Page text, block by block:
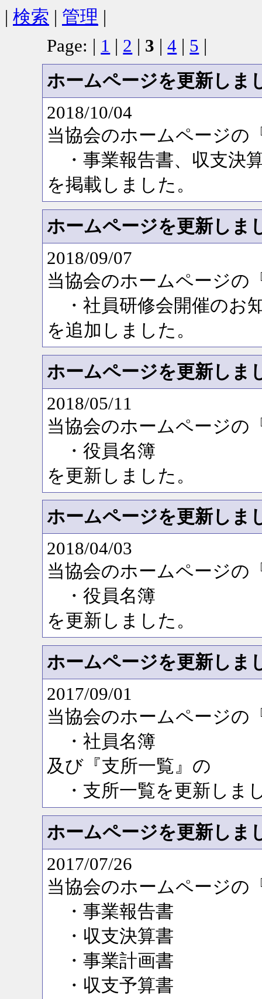
| 検索 | 管理 |
Page: | 1 | 2 | 3 |4 | 5 |
ホームページを更新しま
2018/10/04
当協会のホームページの
・事業報告書、収支決
を掲載しました。
ホームページを更新しま
2018/09/07
当協会のホームページの
・社員研修会開催のお
を追加しました。
ホームページを更新しま
2018/05/11
当協会のホームページの
・役員名簿
を更新しました。
ホームページを更新しま
2018/04/03
当協会のホームページの
・役員名簿
を更新しました。
ホームページを更新しま
2017/09/01
当協会のホームページの
・社員名簿
及び『支所一覧』の
・支所一覧を更新しま
ホームページを更新しま
2017/07/26
当協会のホームページの
・事業報告書
・収支決算書
・事業計画書
・収支予算書